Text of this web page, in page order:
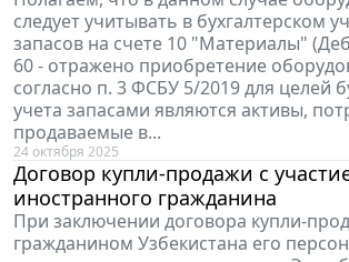
следует учитывать в бухгалтерском
запасов на счете 10 "Материалы"
60 - отражено приобретение
согласно п. 3 ФСБУ 5/2019 для целей
учета запасами являются активы,
продаваемые в...
24 октября 2025
Договор купли-продажи с
иностранного гражданина
При заключении договора купли-
гражданином Узбекистана его